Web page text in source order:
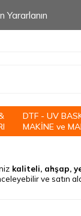
DTF - UV
MAKİNE ve
kaliteli, ahşap,
ve satın